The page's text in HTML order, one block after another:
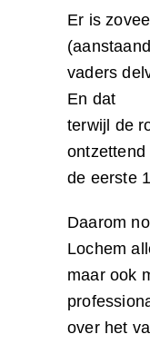
Er is
vaders
En dat
terwijl de
de eerste
Daarom
Lochem
maar ook
over het